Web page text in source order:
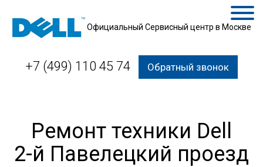
Официальный Сервисный центр в Москве
+7 (499) 110 45 74 Обратный звонок
Ремонт техники Dell
2-й Павелецкий проезд